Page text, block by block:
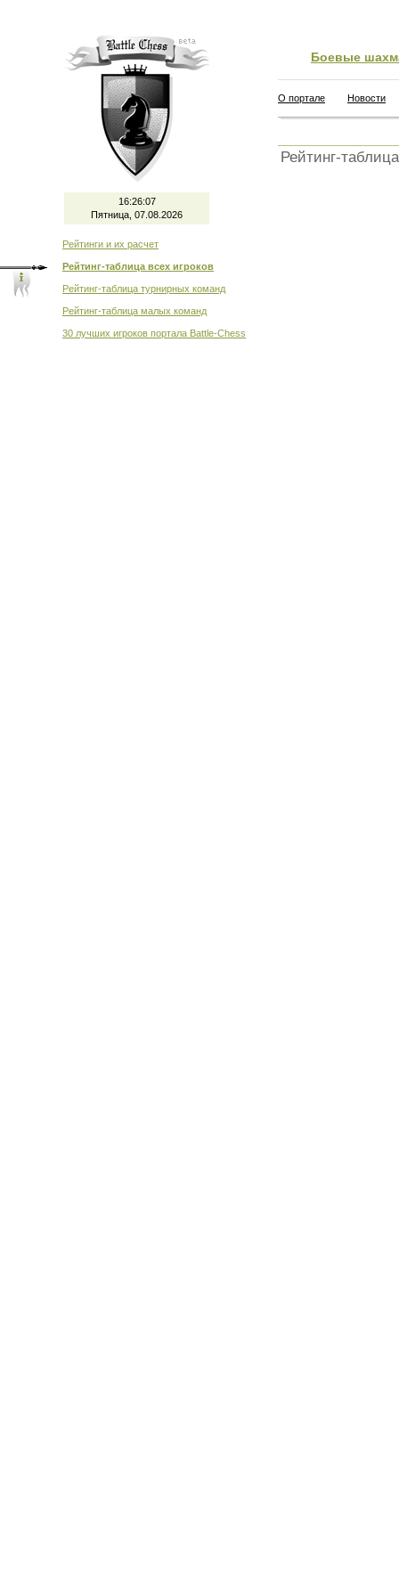
16:26:07
Пятница, 07.08.2026
Рейтинги и их расчет
Рейтинг-таблица всех игроков
Рейтинг-таблица турнирных команд
Рейтинг-таблица малых команд
30 лучших игроков портала Battle-Chess
Боевые
О портале Новости
Рейтинг-